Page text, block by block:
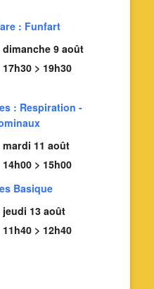
: Funfart
dimanche 9 août
17h30 > 19h30
: Respiration -
mardi 11 août
14h00 > 15h00
Basique
jeudi 13 août
11h40 > 12h40